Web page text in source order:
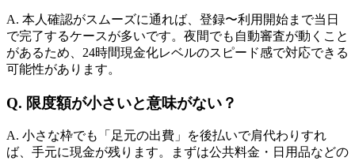
A. 本人確認がスムーズに通れば、登録〜利用開始まで当日
で完了するケースが多いです。夜間でも自動審査が動くこと
があるため、24時間現金化レベルのスピード感で対応できる
可能性があります。
Q. 限度額が小さいと意味がない？
A. 小さな枠でも「足元の出費」を後払いで肩代わりすれ
ば、手元に現金が残ります。まずは公共料金・日用品などの